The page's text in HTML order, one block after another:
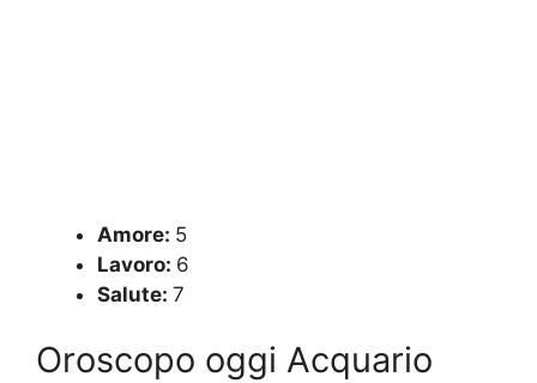
Amore: 5
Lavoro: 6
Salute: 7
Oroscopo oggi Acquario